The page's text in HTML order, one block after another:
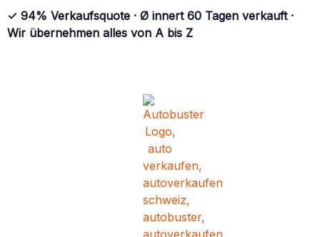
✓ 94% Verkaufsquote · Ø innert 60 Tagen verkauft ·
Wir übernehmen alles von A bis Z